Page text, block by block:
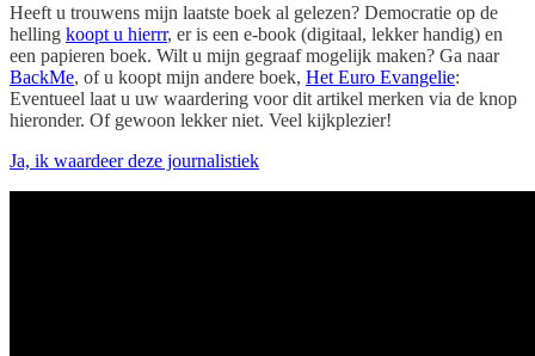
Heeft u trouwens mijn laatste boek al gelezen? Democratie op de
helling koopt u hierrr, er is een e-book (digitaal, lekker handig) en
een papieren boek. Wilt u mijn gegraaf mogelijk maken? Ga naar
BackMe, of u koopt mijn andere boek, Het Euro Evangelie:
Eventueel laat u uw waardering voor dit artikel merken via de knop
hieronder. Of gewoon lekker niet. Veel kijkplezier!
Ja, ik waardeer deze journalistiek